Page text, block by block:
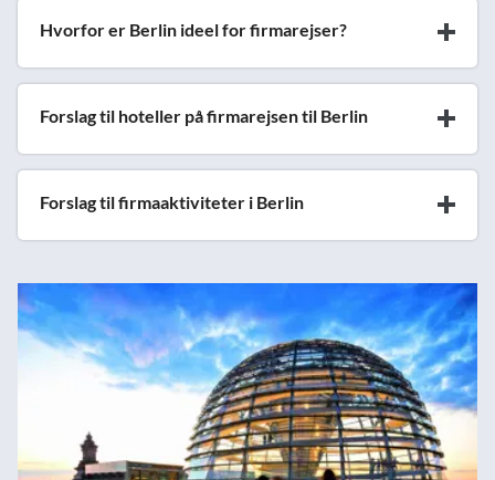
Hvorfor er Berlin ideel for firmarejser?
Forslag til hoteller på firmarejsen til Berlin
Forslag til firmaaktiviteter i Berlin